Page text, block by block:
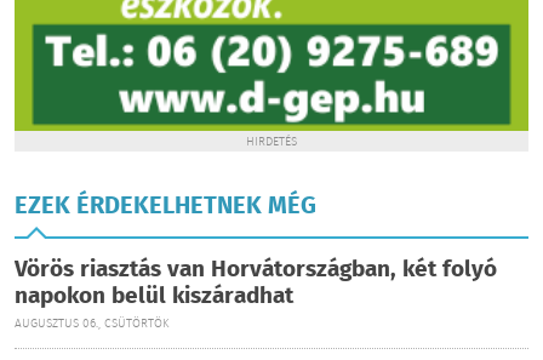
HIRDETÉS
EZEK ÉRDEKELHETNEK MÉG
Vörös riasztás van Horvátországban, két folyó
napokon belül kiszáradhat
AUGUSZTUS 06., CSÜTÖRTÖK